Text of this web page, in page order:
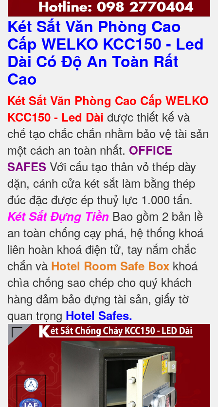
Két Sắt Văn Phòng Cao
Cấp WELKO KCC150 - Led
Dài Có Độ An Toàn Rất
Cao
Két Sắt Văn Phòng Cao Cấp WELKO
KCC150 - Led Dài được thiết kế và
chế tạo chắc chắn nhằm bảo vệ tài sản
một cách an toàn nhất. OFFICE
SAFES Với cấu tạo thân vỏ thép dày
dặn, cánh cửa két sắt làm bằng thép
đúc đặc được ép thuỷ lực 1.000 tấn.
Két Sắt Đựng Tiền Bao gồm 2 bản lề
an toàn chống cạy phá, hệ thống khoá
liên hoàn khoá điện tử, tay nắm chắc
chắn và Hotel Room Safe Box khoá
chìa chống sao chép cho quý khách
hàng đảm bảo đựng tài sản, giấy tờ
quan trọng Hotel Safes.